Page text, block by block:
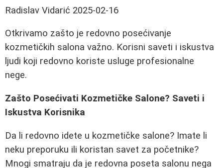
Radislav Vidarić 2025-02-16
Otkrivamo zašto je redovno posećivanje
kozmetičkih salona važno. Korisni saveti i iskustva
ljudi koji redovno koriste usluge profesionalne
nege.
Zašto Posećivati Kozmetičke Salone? Saveti i
Iskustva Korisnika
Da li redovno idete u kozmetičke salone? Imate li
neku preporuku ili koristan savet za početnike?
Mnogi smatraju da je redovna poseta salonu nega